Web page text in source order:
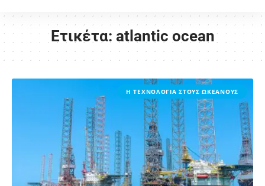
Ετικέτα: atlantic ocean
Η ΤΕΧΝΟΛΟΓΙΑ ΣΤΟΥΣ ΩΚΕΑΝΟΥΣ